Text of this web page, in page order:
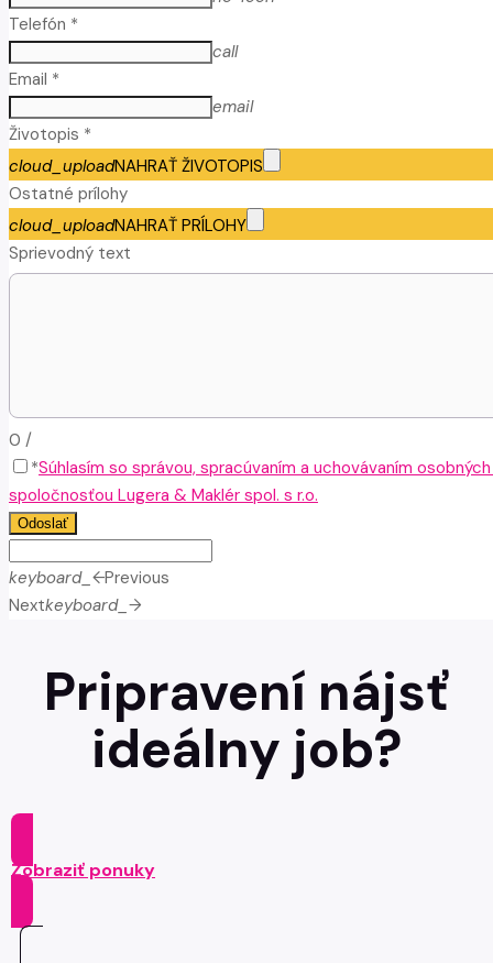
Telefón *
call
Email *
email
Životopis *
cloud_uploadNAHRAŤ ŽIVOTOPIS
Ostatné prílohy
cloud_uploadNAHRAŤ PRÍLOHY
Sprievodný text
0 /
*Súhlasím so správou, spracúvaním a uchovávaním
spoločnosťou Lugera & Maklér spol. s r.o.
Odoslať
keyboard_arrow_leftPrevious
Nextkeyboard_arrow_right
Pripravení nájsť
ideálny job?
Zobraziť ponuky